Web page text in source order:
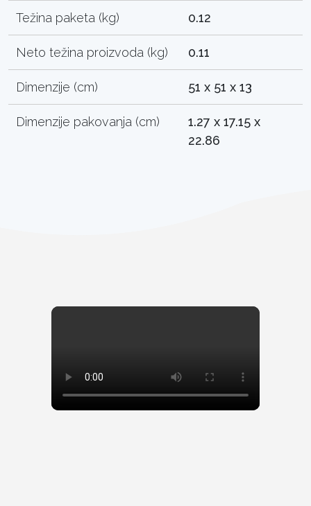
Težina paketa (kg) 0.12
Neto težina proizvoda (kg) 0.11
Dimenzije (cm) 51 x 51 x 13
Dimenzije pakovanja (cm)
1.27 x 17.15 x
22.86